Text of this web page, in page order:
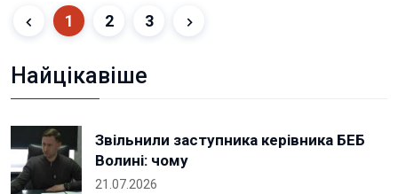
1 2 3
Найцікавіше
Звільнили заступника керівника БЕБ
Волині: чому
21.07.2026